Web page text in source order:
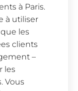
à Paris.
à utiliser
les
clients
–
les
Vous